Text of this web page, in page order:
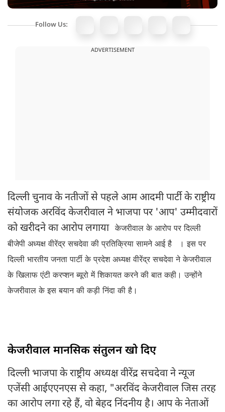
Follow Us:
ADVERTISEMENT
दिल्ली चुनाव के नतीजों से पहले आम आदमी पार्टी के राष्ट्रीय
संयोजक अरविंद केजरीवाल ने भाजपा पर 'आप' उम्मीदवारों
को खरीदने का आरोप लगाया केजरीवाल के आरोप पर दिल्ली
बीजेपी अध्यक्ष वीरेंद्र सचदेवा की प्रतिक्रिया सामने आई है
। इस पर
दिल्ली भारतीय जनता पार्टी के प्रदेश अध्यक्ष वीरेंद्र सचदेवा ने केजरीवाल
के खिलाफ एंटी करप्शन ब्यूरो में शिकायत करने की बात कही। उन्होंने
केजरीवाल के इस बयान की कड़ी निंदा की है।
केजरीवाल मानसिक संतुलन खो दिए
दिल्ली भाजपा के राष्ट्रीय अध्यक्ष वीरेंद्र सचदेवा ने न्यूज
एजेंसी आईएएनएस से कहा, "अरविंद केजरीवाल जिस तरह
का आरोप लगा रहे हैं, वो बेहद निंदनीय है। आप के नेताओं